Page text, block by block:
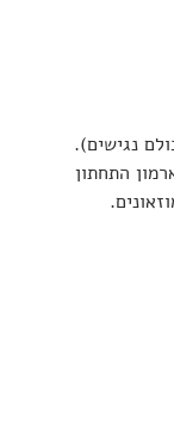
נגישים).
התחתון